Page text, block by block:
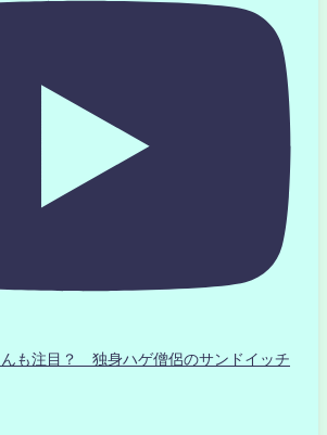
も注目？ 独身ハゲ僧侶のサンドイッチ